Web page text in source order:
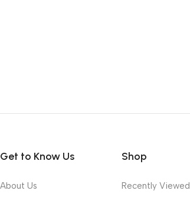
Get to Know Us
About Us
Shop
Recently Viewed